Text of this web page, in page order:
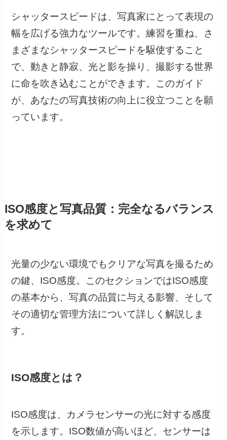
シャッタースピードは、写真家にとって表現の
幅を広げる強力なツールです。練習を重ね、さ
まざまなシャッタースピードを駆使すること
で、動きと静寂、光と影を操り、撮影する世界
に命を吹き込むことができます。このガイド
が、あなたの写真技術の向上に役立つことを願
っています。
ISO感度と写真品質：完全なるバランス
を求めて
光量の少ない環境でもクリアな写真を撮るため
の鍵、ISO感度。このセクションではISO感度
の基本から、写真の品質に与える影響、そして
その適切な管理方法について詳しく解説しま
す。
ISO感度とは？
ISO感度は、カメラセンサーの光に対する感度
を示します。ISO数値が高いほど、センサーは